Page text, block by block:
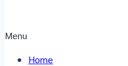
Menu
Home